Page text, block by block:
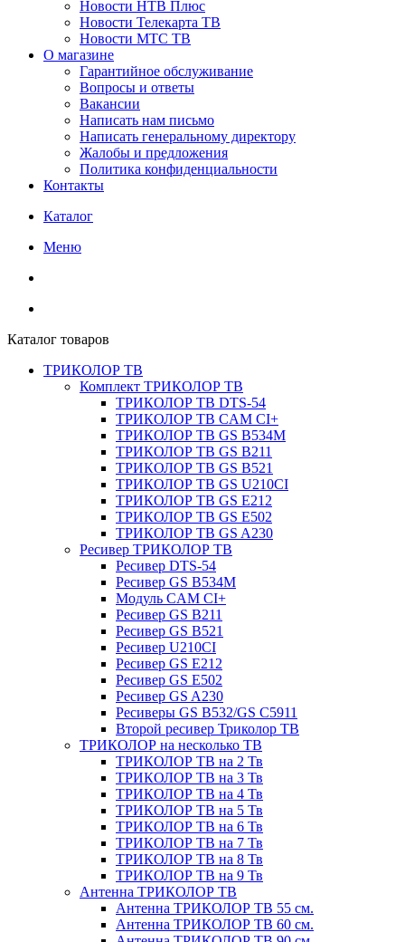
Новости НТВ Плюс
Новости Телекарта ТВ
Новости МТС ТВ
О магазине
Гарантийное обслуживание
Вопросы и ответы
Вакансии
Написать нам письмо
Написать генеральному директору
Жалобы и предложения
Политика конфиденциальности
Контакты
Каталог
Меню
Каталог товаров
ТРИКОЛОР ТВ
Комплект ТРИКОЛОР ТВ
ТРИКОЛОР ТВ DTS-54
ТРИКОЛОР ТВ CAM CI+
ТРИКОЛОР ТВ GS B534M
ТРИКОЛОР ТВ GS B211
ТРИКОЛОР ТВ GS B521
ТРИКОЛОР ТВ GS U210CI
ТРИКОЛОР ТВ GS E212
ТРИКОЛОР ТВ GS E502
ТРИКОЛОР ТВ GS A230
Ресивер ТРИКОЛОР ТВ
Ресивер DTS-54
Ресивер GS B534M
Модуль CAM CI+
Ресивер GS B211
Ресивер GS B521
Ресивер U210CI
Ресивер GS E212
Ресивер GS E502
Ресивер GS A230
Ресиверы GS B532/GS C5911
Второй ресивер Триколор ТВ
ТРИКОЛОР на несколько ТВ
ТРИКОЛОР ТВ на 2 Тв
ТРИКОЛОР ТВ на 3 Тв
ТРИКОЛОР ТВ на 4 Тв
ТРИКОЛОР ТВ на 5 Тв
ТРИКОЛОР ТВ на 6 Тв
ТРИКОЛОР ТВ на 7 Тв
ТРИКОЛОР ТВ на 8 Тв
ТРИКОЛОР ТВ на 9 Тв
Антенна ТРИКОЛОР ТВ
Антенна ТРИКОЛОР ТВ 55 см.
Антенна ТРИКОЛОР ТВ 60 см.